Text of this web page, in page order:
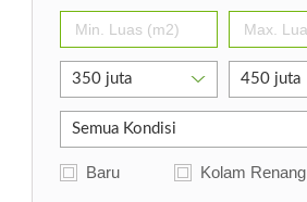
Baru Kolam Renang